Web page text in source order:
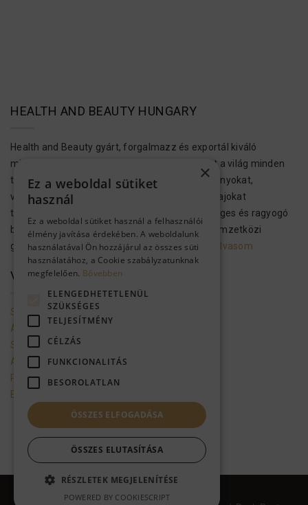
HEALTH AND BEAUTY HUNGARY
Health and Beauty gyárt, forgalmazz és exportál kiváló
minőségű bőr-, test- és hajápolási termékeket a világ minden
tájára. Ezek a kozmetikumok Holt-tengeri ásványokat,
vitaminokat, növényi kivonatokat és aromás olajokat
tartalmaznak, hogy megvalósítsák az egészséges és ragyogó
bőrt és hajat. A H&B kozmetikai termékek a nemzetközi
gyártási előírásoknak megfelelően…..Tovább olvasom
VEVŐSZOLGÁLAT
Szolgáltató adatai
Általános szerződési feltételek
Szállítási feltételek
Adatkezelési tájékoztató
Promóciók mappa a gmailbe
Ellálás a szerződéstől
Health & Beauty Hungary
×
Ez a weboldal sütiket
használ
Ez a weboldal sütiket használ a felhasználói
élmény javítása érdekében. A weboldalunk
használatával Ön hozzájárul az összes süti
használatához, a Cookie szabályzatunknak
megfelelően. Bővebben
ELENGEDHETETLENÜL
SZÜKSÉGES
TELJESÍTMÉNY
CÉLZÁS
FUNKCIONALITÁS
BESOROLATLAN
ÖSSZES ELFOGADÁSA
ÖSSZES ELUTASÍTÁSA
RÉSZLETEK MEGJELENÍTÉSE
POWERED BY COOKIESCRIPT